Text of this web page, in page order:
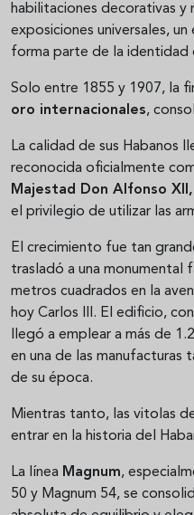
habilitaciones decorativas y
exposiciones universales,
forma parte de la identidad
Solo entre 1855 y 1907, la
oro internacionales,
La calidad de sus Habanos
reconocida oficialmente
Majestad Don Alfonso
el privilegio de utilizar las
El crecimiento fue tan
trasladó a una monumental
metros cuadrados en la
hoy Carlos III. El edificio,
llegó a emplear a más de
en una de las manufacturas
de su época.
Mientras tanto, las vitolas
entrar en la historia del
La línea Magnum,
50 y Magnum 54, se